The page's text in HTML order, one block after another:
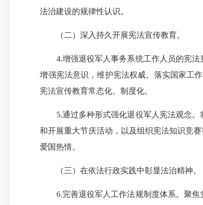
法治建设的规律性认识。
（二）深入持久开展宪法宣传教育。
4.增强退役军人事务系统工作人员的宪法
增强宪法意识，维护宪法权威。落实国家工
宪法宣传教育常态化、制度化。
5.通过多种形式强化退役军人宪法观念。
和开展重大节庆活动，以及组织宪法知识竞
爱国热情。
（三）在依法行政实践中彰显法治精神。
6.完善退役军人工作法规制度体系。聚焦